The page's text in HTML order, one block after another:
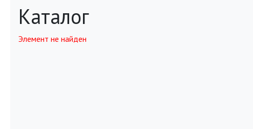
Каталог
Элемент не найден